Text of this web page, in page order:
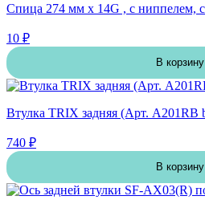
Спица 274 мм x 14G , с ниппелем,
10 ₽
В корзину
Втулка TRIX задняя (Арт. A201RB
740 ₽
В корзину